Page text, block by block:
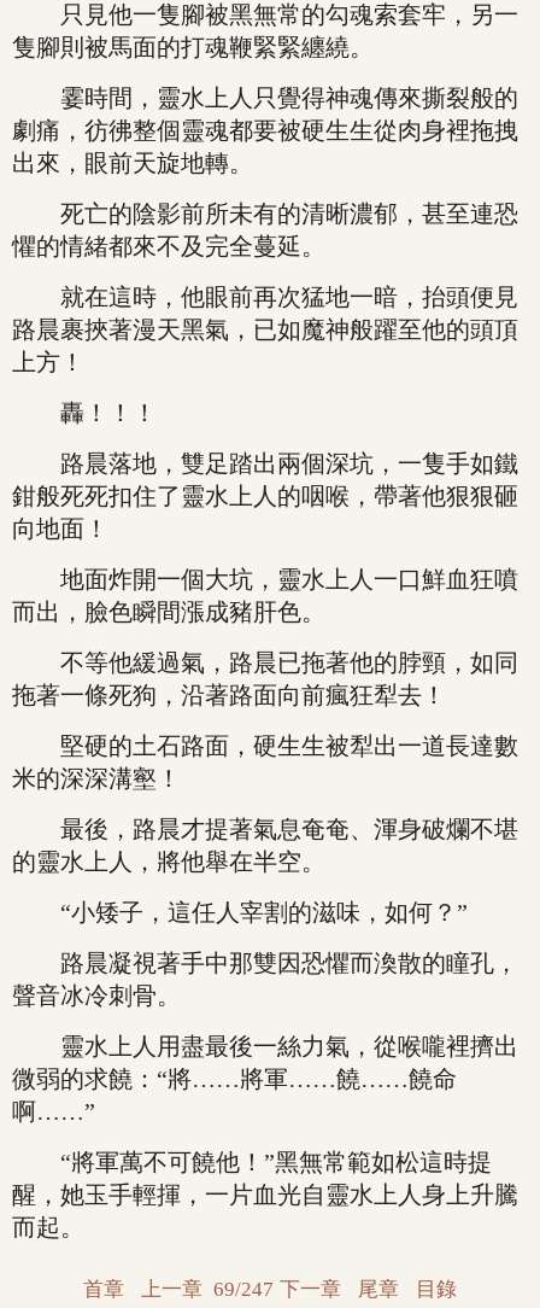
只見他一隻腳被黑無常的勾魂索套牢，另一
隻腳則被馬面的打魂鞭緊緊纏繞。
霎時間，靈水上人只覺得神魂傳來撕裂般的
劇痛，彷彿整個靈魂都要被硬生生從肉身裡拖拽
出來，眼前天旋地轉。
死亡的陰影前所未有的清晰濃郁，甚至連恐
懼的情緒都來不及完全蔓延。
就在這時，他眼前再次猛地一暗，抬頭便見
路晨裹挾著漫天黑氣，已如魔神般躍至他的頭頂
上方！
轟！！！
路晨落地，雙足踏出兩個深坑，一隻手如鐵
鉗般死死扣住了靈水上人的咽喉，帶著他狠狠砸
向地面！
地面炸開一個大坑，靈水上人一口鮮血狂噴
而出，臉色瞬間漲成豬肝色。
不等他緩過氣，路晨已拖著他的脖頸，如同
拖著一條死狗，沿著路面向前瘋狂犁去！
堅硬的土石路面，硬生生被犁出一道長達數
米的深深溝壑！
最後，路晨才提著氣息奄奄、渾身破爛不堪
的靈水上人，將他舉在半空。
“小矮子，這任人宰割的滋味，如何？”
路晨凝視著手中那雙因恐懼而渙散的瞳孔，
聲音冰冷刺骨。
靈水上人用盡最後一絲力氣，從喉嚨裡擠出
微弱的求饒：“將……將軍……饒……饒命
啊……”
“將軍萬不可饒他！”黑無常範如松這時提
醒，她玉手輕揮，一片血光自靈水上人身上升騰
而起。
首章 上一章 69/247 下一章 尾章 目錄